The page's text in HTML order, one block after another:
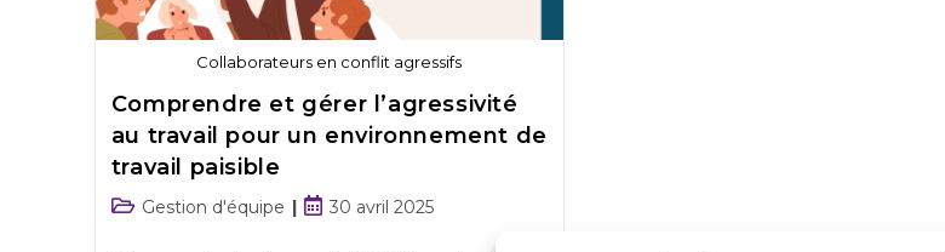
Collaborateurs en conflit agressifs
Comprendre et gérer l’agressivité
au travail pour un environnement de
travail paisible
Gestion d'équipe 30 avril 2025